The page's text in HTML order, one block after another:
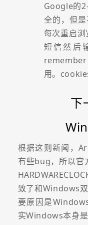
Google的
全的，但
每次重启
短信然后
用。
下
根据这则新闻，
有些bug，所以
致了和Windows
要原因是
实Windows本身